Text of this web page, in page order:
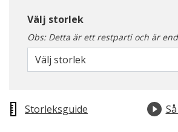
Välj storlek
Obs: Detta är ett restparti och är
Välj storlek
Storleksguide